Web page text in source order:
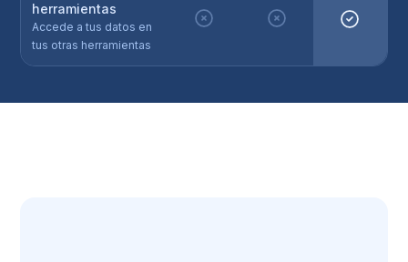
herramientas
Accede a tus datos en
tus otras herramientas